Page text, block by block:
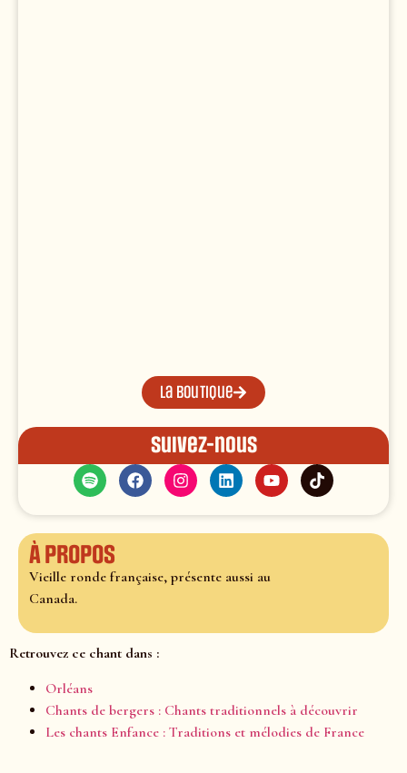
La boutique
Suivez-nous
À propos
Vieille ronde française, présente aussi au
Canada.
Retrouvez ce chant dans :
Orléans
Chants de bergers : Chants traditionnels à découvrir
Les chants Enfance : Traditions et mélodies de France